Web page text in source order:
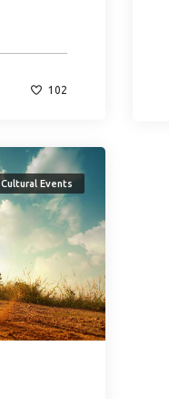
102
Cultural Events